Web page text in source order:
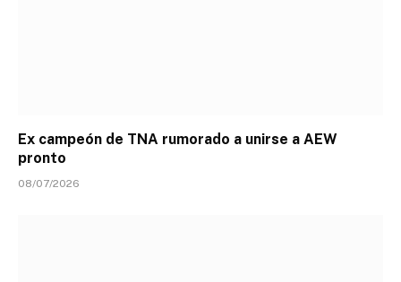
Ex campeón de TNA rumorado a unirse a AEW
pronto
08/07/2026